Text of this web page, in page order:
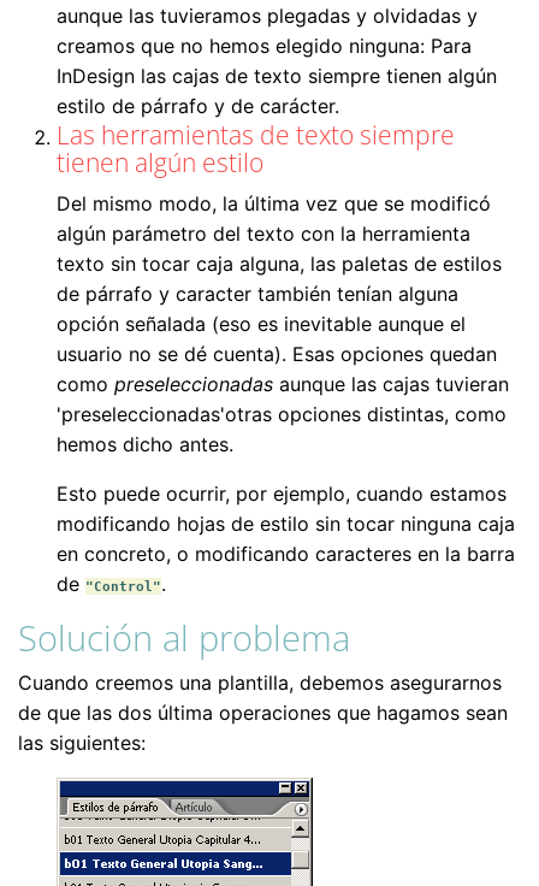
aunque las tuvieramos plegadas y olvidadas y
creamos que no hemos elegido ninguna: Para
InDesign las cajas de texto siempre tienen algún
estilo de párrafo y de carácter.
Las herramientas de texto siempre
tienen algún estilo
Del mismo modo, la última vez que se modificó
algún parámetro del texto con la herramienta
texto sin tocar caja alguna, las paletas de estilos
de párrafo y caracter también tenían alguna
opción señalada (eso es inevitable aunque el
usuario no se dé cuenta). Esas opciones quedan
como preseleccionadas aunque las cajas tuvieran
'preseleccionadas'otras opciones distintas, como
hemos dicho antes.
Esto puede ocurrir, por ejemplo, cuando estamos
modificando hojas de estilo sin tocar ninguna caja
en concreto, o modificando caracteres en la barra
de "Control".
Solución al problema
Cuando creemos una plantilla, debemos asegurarnos
de que las dos última operaciones que hagamos sean
las siguientes: